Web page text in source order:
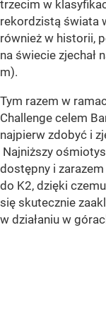
trzecim w
rekordzistą świata
również w historii,
na świecie zjechał
m).
Tym razem w
Challenge celem
najpierw zdobyć i
Najniższy
dostępny i
do K2, dzięki
się skutecznie
w działaniu w